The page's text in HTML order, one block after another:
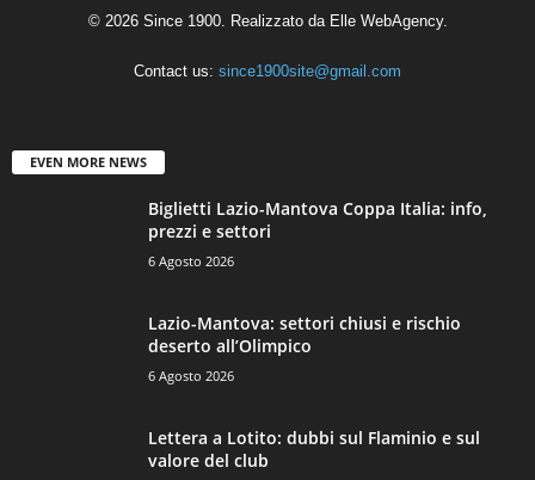
© 2026 Since 1900. Realizzato da Elle WebAgency.
Contact us: since1900site@gmail.com
EVEN MORE NEWS
Biglietti Lazio-Mantova Coppa Italia: info,
prezzi e settori
6 Agosto 2026
Lazio-Mantova: settori chiusi e rischio
deserto all’Olimpico
6 Agosto 2026
Lettera a Lotito: dubbi sul Flaminio e sul
valore del club